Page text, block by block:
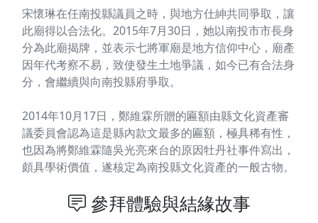
宋懷琳在任南投縣議員之時，與地方仕紳共同爭取，讓
此廟得以合法化。2015年7月30日，她以南投市市長身
分為此廟揭牌，並表示七將軍廟是地方信仰中心，廟產
因年代考察不易，致使發生土地爭議，如今已有合法身
分，會繼續與向南投縣府爭取。
2014年10月17日，鄭維霖所贈的匾額由縣文化資產審
議委員會認為這是縣內款文最多的匾額，極具稀有性，
也因為將鄭維霖隨吳光亮來台的原因牡丹社事件寫出，
頗具學術價值，遂核定為南投縣文化資產的一般古物。
參拜體驗與結緣故事